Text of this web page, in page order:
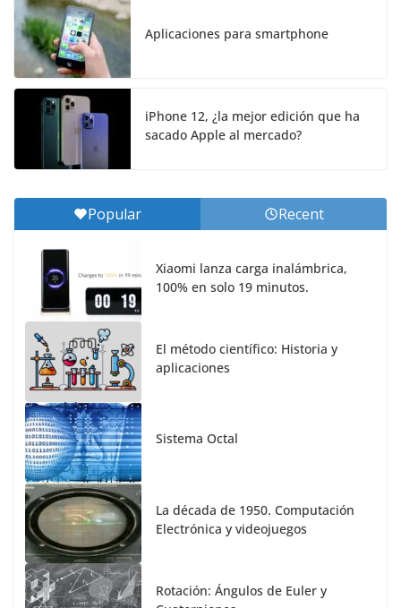
Aplicaciones para smartphone
iPhone 12, ¿la mejor edición que ha
sacado Apple al mercado?
Popular Recent
Xiaomi lanza carga inalámbrica,
100% en solo 19 minutos.
El método científico: Historia y
aplicaciones
Sistema Octal
La década de 1950. Computación
Electrónica y videojuegos
Rotación: Ángulos de Euler y